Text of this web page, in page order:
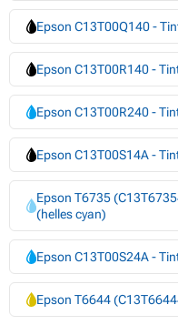
Epson C13T00Q140 -
Epson C13T00R140 -
Epson C13T00R240 -
Epson C13T00S14A -
Epson T6735
(helles cyan)
Epson C13T00S24A -
Epson T6644